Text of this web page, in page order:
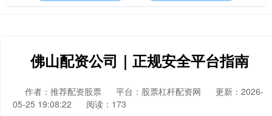
佛山配资公司｜正规安全平台指南
作者：推荐配资股票 平台：股票杠杆配资网
更新：2026-
05-25 19:08:22
阅读：173